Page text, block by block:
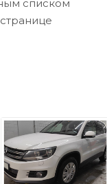
списком